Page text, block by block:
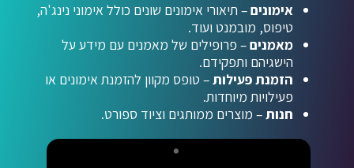
אימונים– תיאורי אימונים שונים כולל אימוני נינג'ה,
טיפוס, מובמנט ועוד.
מאמנים– פרופילים של מאמנים עם מידע על
הישגיהם ותפקידם.
הזמנת פעילות– טופס מקוון להזמנת אימונים או
פעילויות מיוחדות.
חנות– מוצרים ממותגים וציוד ספורט.